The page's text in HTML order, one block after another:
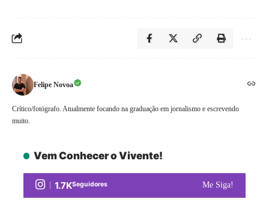
Felipe Novoa
Crítico/fotógrafo. Atualmente focando na graduação em jornalismo e escrevendo
muito.
Vem Conhecer o Vivente!
1.7KSeguidores Me Siga!